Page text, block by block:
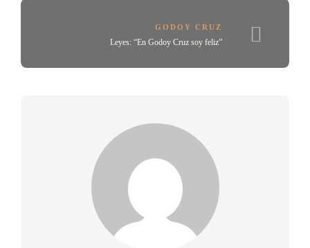
GODOY CRUZ
Leyes: “En Godoy Cruz soy feliz”